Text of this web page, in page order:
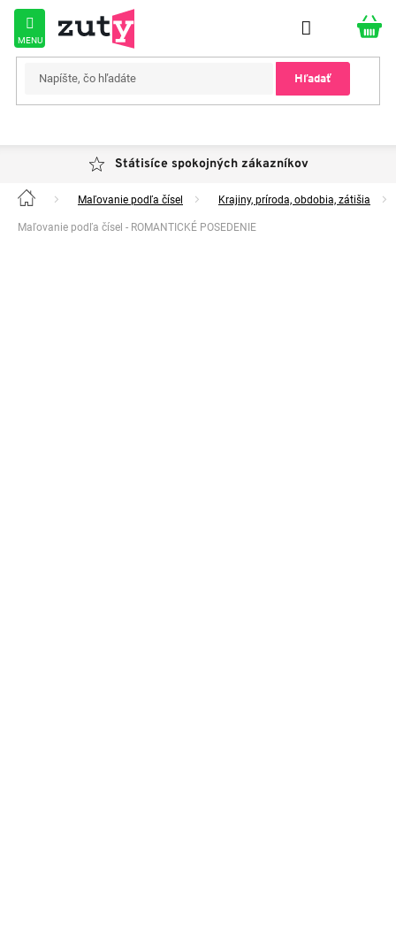
Prejsť
obsah
Hľadať
Státisíce spokojných zákazníkov
Domov Maľovanie podľa čísel Krajiny, príroda, obdobia, zátišia
Maľovanie podľa čísel - ROMANTICKÉ POSEDENIE